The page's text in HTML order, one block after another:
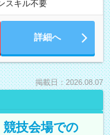
スキル不要
詳細へ
掲載日：2026.08.07
技会場での